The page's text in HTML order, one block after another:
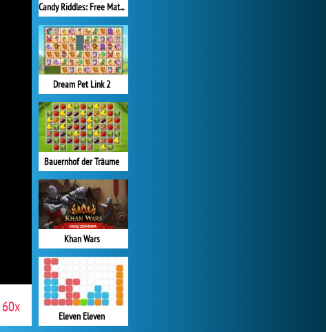
Candy Riddles: Free Match 3 Puzzle
Dream Pet Link 2
Bauernhof der Träume
Khan Wars
Eleven Eleven
60x